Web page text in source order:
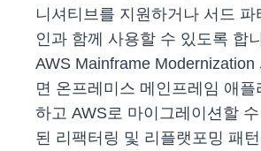
니셔티브를 지원하거나 서드 파
인과 함께 사용할 수 있도록 합
AWS Mainframe Modernization
면 온프레미스 메인프레임 애
하고 AWS로 마이그레이션할
된 리팩터링 및 리플랫포밍 패